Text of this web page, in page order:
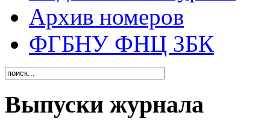
Архив номеров
ФГБНУ ФНЦ ЗБК
Выпуски журнала